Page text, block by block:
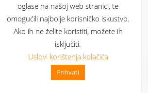
oglase na našoj web stranici, te
omogućili najbolje korisničko iskustvo.
Ako ih ne želite koristiti, možete ih
isključiti.
Uslovi korištenja kolačića
Prihvati
👋 Zdravo, kako mogu pomoći?